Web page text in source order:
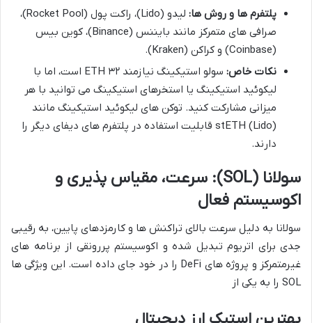
پلتفرم ها و روش ها:
لیدو (Lido)، راکت پول (Rocket Pool)،
صرافی های متمرکز مانند بایننس (Binance)، کوین بیس
(Coinbase) و کراکن (Kraken).
نکات خاص:
سولو استیکینگ نیازمند ۳۲ ETH است، اما با
لیکوئید استیکینگ یا استخرهای استیکینگ می توانید با هر
میزانی مشارکت کنید. توکن های لیکوئید استیکینگ مانند
stETH (Lido) قابلیت استفاده در پلتفرم های دیفای دیگر را
دارند.
سولانا (SOL): سرعت، مقیاس پذیری و
اکوسیستم فعال
سولانا به دلیل سرعت بالای تراکنش ها و کارمزدهای پایین، به رقیبی
جدی برای اتریوم تبدیل شده و اکوسیستم پررونقی از برنامه های
غیرمتمرکز و پروژه های DeFi را در خود جای داده است. این ویژگی ها
SOL را به یکی از